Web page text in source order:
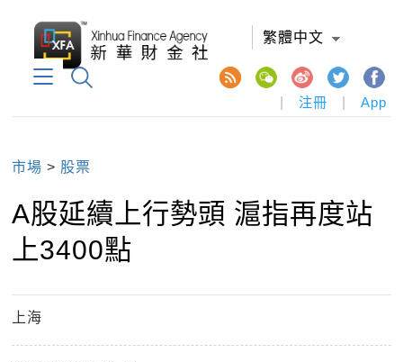
繁體中文
注冊 App
市場 > 股票
A股延續上行勢頭 滬指再度站
上3400點
上海